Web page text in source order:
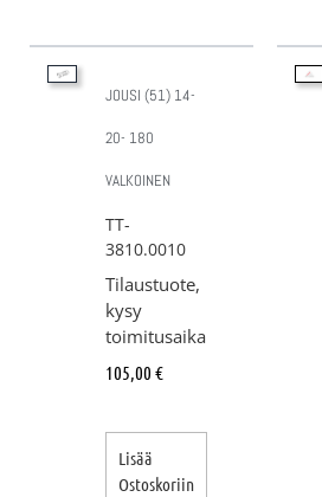
JOUSI (51) 14-
20- 180
VALKOINEN
TT-
3810.0010
Tilaustuote,
kysy
toimitusaika
105,00 €
Lisää
Ostoskoriin